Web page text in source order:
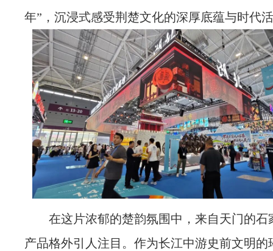
年”，沉浸式感受荆楚文化的深厚底蕴与时代
在这片浓郁的楚韵氛围中，来自天门的石
产品格外引人注目。作为长江中游史前文明的